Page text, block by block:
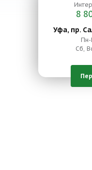
8
Уфа, пр.
Пн-
Сб,